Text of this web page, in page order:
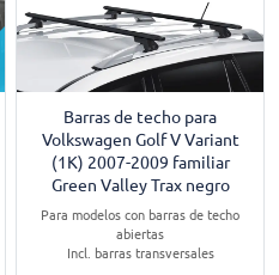
Barras de techo para
Volkswagen Golf V Variant
(1K) 2007-2009 familiar
Green Valley Trax negro
Para modelos con barras de techo
abiertas
Incl. barras transversales